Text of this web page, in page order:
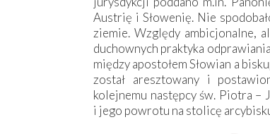
Austrię i Słowenię. Nie
ziemie. Względy ambicjonalne,
duchownych praktyka
między apostołem Słowian a
został aresztowany i
kolejnemu następcy św. Piotra –
i jego powrotu na stolicę